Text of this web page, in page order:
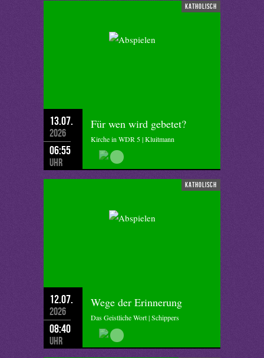
katholisch
13.07.
2026
06:55
Uhr
Für wen wird gebetet?
Kirche in WDR 5 | Kluitmann
katholisch
12.07.
2026
08:40
Uhr
Wege der Erinnerung
Das Geistliche Wort | Schippers